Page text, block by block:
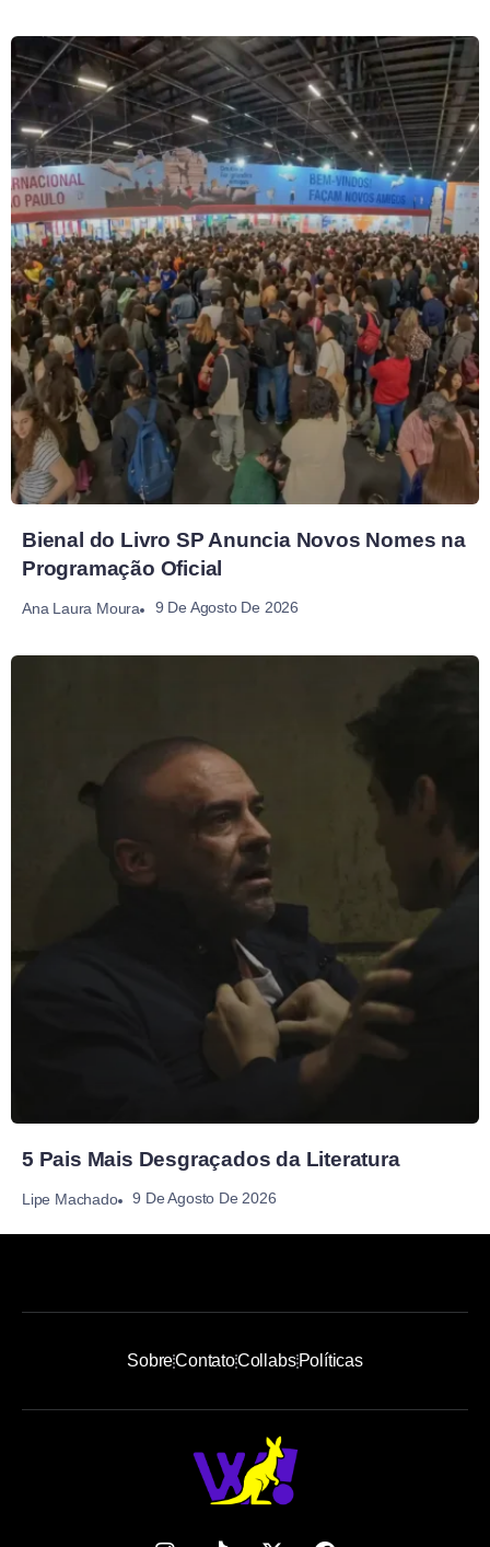
Bienal do Livro SP Anuncia Novos Nomes na
Programação Oficial
Ana Laura Moura 9 De Agosto De 2026
5 Pais Mais Desgraçados da Literatura
Lipe Machado 9 De Agosto De 2026
SobreContatoCollabsPolíticas